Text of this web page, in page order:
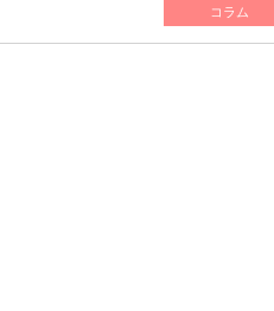
コラム